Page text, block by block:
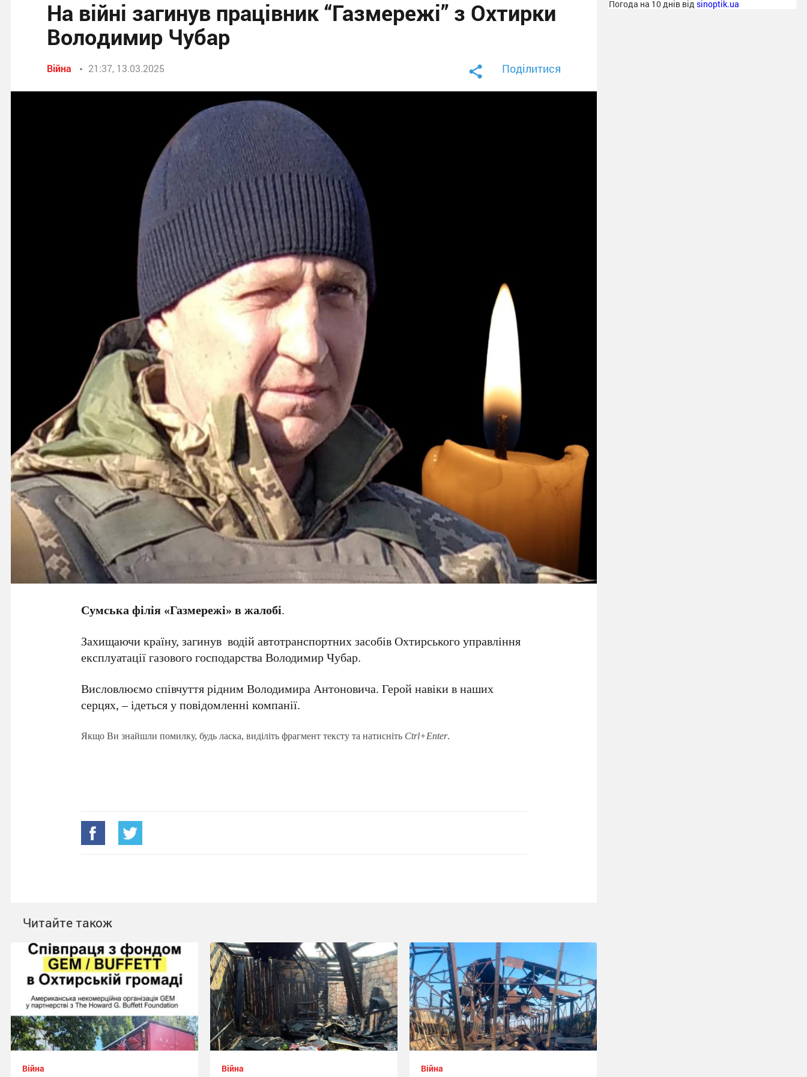
На війні загинув працівник “Газмережі” з Охтирки
Володимир Чубар
Війна 21:37, 13.03.2025 Поділитися
Сумська філія «Газмережі» в жалобі.
Захищаючи країну, загинув водій автотранспортних засобів Охтирського управління
експлуатації газового господарства Володимир Чубар.
Висловлюємо співчуття рідним Володимира Антоновича. Герой навіки в наших
серцях, – ідеться у повідомленні компанії.
Якщо Ви знайшли помилку, будь ласка, виділіть фрагмент тексту та натисніть Ctrl+Enter.
Читайте також
Війна Війна Війна
Погода на 10 днів від sinoptik.ua